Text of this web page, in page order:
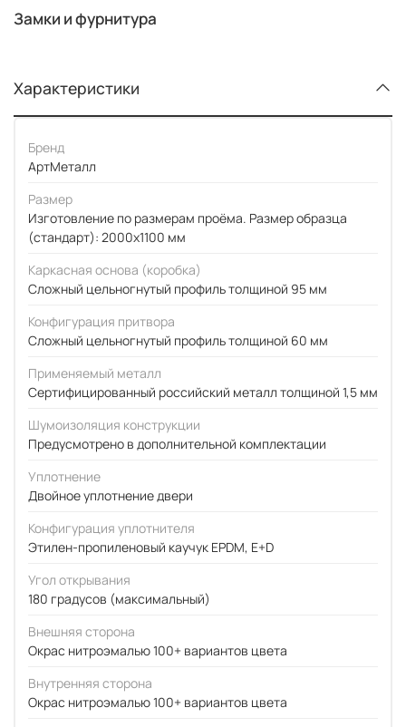
Замки и фурнитура
Характеристики
Бренд
АртМеталл
Размер
Изготовление по размерам проёма. Размер образца
(стандарт): 2000x1100 мм
Каркасная основа (коробка)
Сложный цельногнутый профиль толщиной 95 мм
Конфигурация притвора
Сложный цельногнутый профиль толщиной 60 мм
Применяемый металл
Сертифицированный российский металл толщиной 1,5 мм
Шумоизоляция конструкции
Предусмотрено в дополнительной комплектации
Уплотнение
Двойное уплотнение двери
Конфигурация уплотнителя
Этилен-пропиленовый каучук EPDM, E+D
Угол открывания
180 градусов (максимальный)
Внешняя сторона
Окрас нитроэмалью 100+ вариантов цвета
Внутренняя сторона
Окрас нитроэмалью 100+ вариантов цвета